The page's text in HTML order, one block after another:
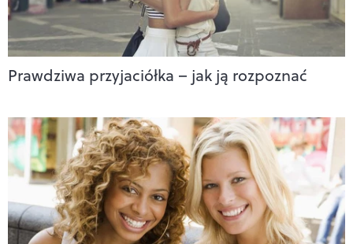
Prawdziwa przyjaciółka – jak ją rozpoznać